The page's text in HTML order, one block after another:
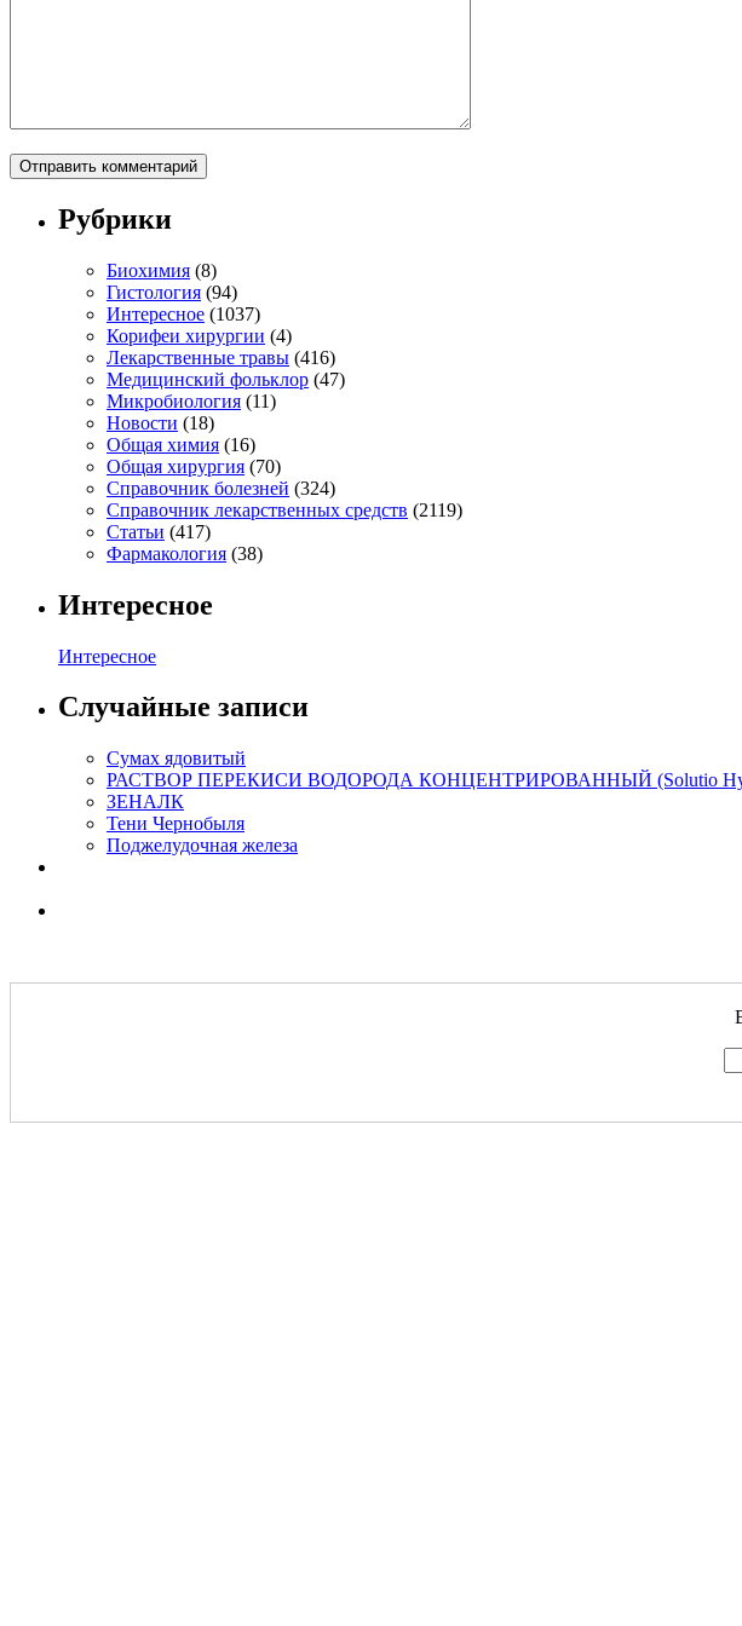
Рубрики
Биохимия (8)
Гистология (94)
Интересное (1037)
Корифеи хирургии (4)
Лекарственные травы (416)
Медицинский фольклор (47)
Микробиология (11)
Новости (18)
Общая химия (16)
Общая хирургия (70)
Справочник болезней (324)
Справочник лекарственных средств (2119)
Статьи (417)
Фармакология (38)
Интересное
Интересное
Случайные записи
Сумах ядовитый
РАСТВОР ПЕРЕКИСИ ВОДОРОДА КОНЦЕНТРИРОВАННЫЙ (Solutio
ЗЕНАЛК
Тени Чернобыля
Поджелудочная железа